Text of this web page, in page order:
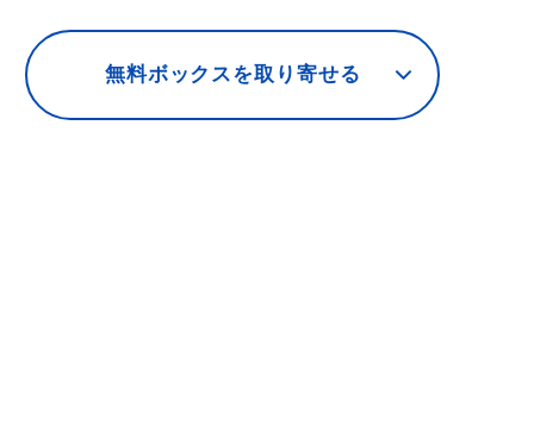
無料ボックスを取り寄せる